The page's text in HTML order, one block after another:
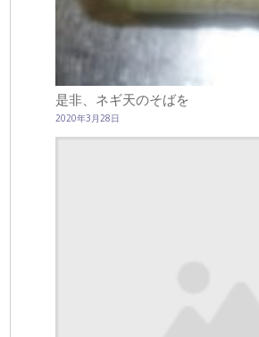
是非、ネギ天のそばを
2020年3月28日